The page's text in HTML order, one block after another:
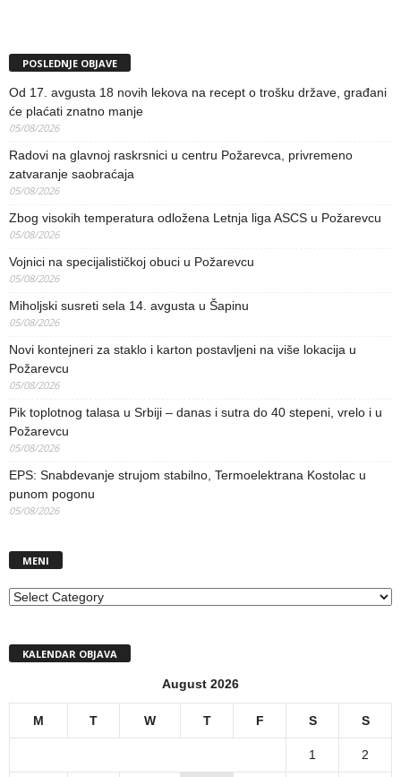
POSLEDNJE OBJAVE
Od 17. avgusta 18 novih lekova na recept o trošku države, građani
će plaćati znatno manje
05/08/2026
Radovi na glavnoj raskrsnici u centru Požarevca, privremeno
zatvaranje saobraćaja
05/08/2026
Zbog visokih temperatura odložena Letnja liga ASCS u Požarevcu
05/08/2026
Vojnici na specijalističkoj obuci u Požarevcu
05/08/2026
Miholjski susreti sela 14. avgusta u Šapinu
05/08/2026
Novi kontejneri za staklo i karton postavljeni na više lokacija u
Požarevcu
05/08/2026
Pik toplotnog talasa u Srbiji – danas i sutra do 40 stepeni, vrelo i u
Požarevcu
05/08/2026
EPS: Snabdevanje strujom stabilno, Termoelektrana Kostolac u
punom pogonu
05/08/2026
MENI
MENI
KALENDAR OBJAVA
August 2026
M T W T F S S
1 2